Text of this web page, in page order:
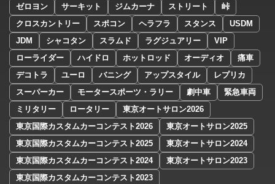
ゼロヨン
サーキット ジムカーナ ストリート
峠
クロスカントリー
スポコン ヘラフラ スタンス
USDM
JDM
シャコタン スラムド ラグジュアリー
VIP
ローライダー
ハイドロ ホットロッド オーディオ
痛車
デコトラ
ユーロ バニング アップスタイル
レプリカ
スーパーカー
モータースポーツ・ラリー 劇中車
緊急車両
ミリタリー
ロータリー
東京オートサロン2026
東京国際カスタムカーコンテスト2026
東京オートサロン2025
東京国際カスタムカーコンテスト2025
東京オートサロン2024
東京国際カスタムカーコンテスト2024
東京オートサロン2023
東京国際カスタムカーコンテスト2023